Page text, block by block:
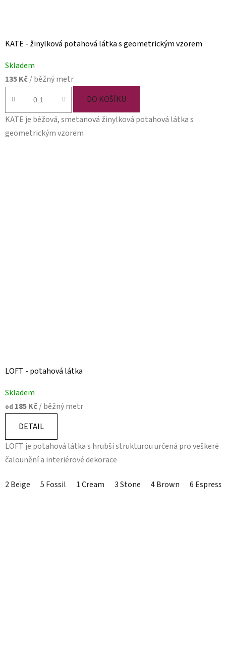
KATE - žinylková potahová látka s geometrickým vzorem
Skladem
135 Kč/ běžný metr
DO KOŠÍKU
KATE je béžová, smetanová žinylková potahová látka s
geometrickým vzorem
LOFT - potahová látka
Skladem
od 185 Kč/ běžný metr
DETAIL
LOFT je potahová látka s hrubší strukturou určená pro veškeré
čalounění a interiérové dekorace
2 Beige 5 Fossil 1 Cream 3 Stone 4 Brown 6 Espresso